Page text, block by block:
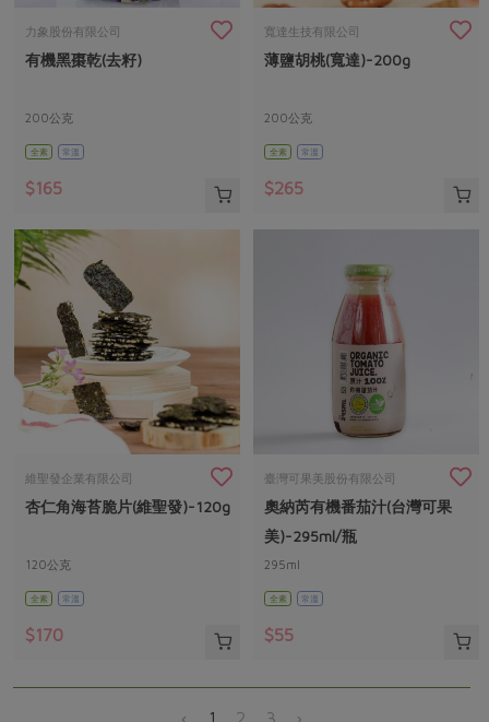
力象股份有限公司
有機黑棗乾(去籽)
200公克
全素 常溫
$165
寬達生技有限公司
薄鹽胡桃(寬達)-200g
200公克
全素 常溫
$265
維聖發企業有限公司
杏仁角海苔脆片(維聖發)-120g
120公克
全素 常溫
$170
臺灣可果美股份有限公司
奧納芮有機番茄汁(台灣可果
美)-295ml/瓶
295ml
全素 常溫
$55
‹ 1 2 3 ›